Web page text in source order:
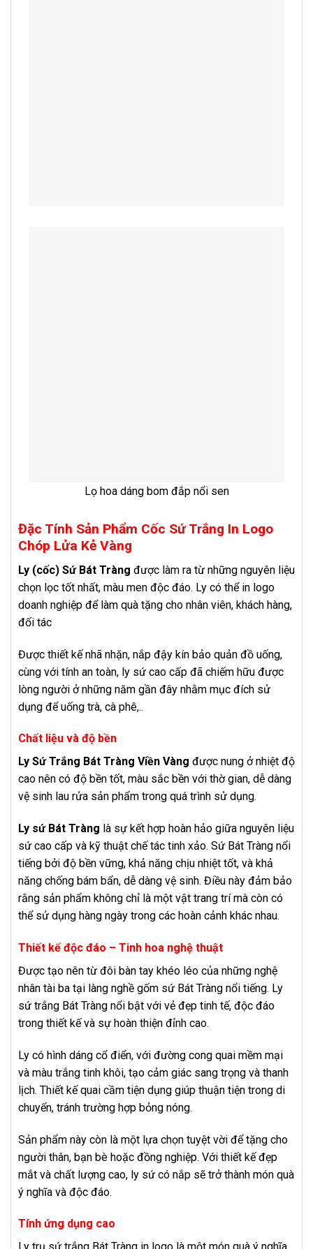
Lọ hoa dáng bom đắp nổi sen
Đặc Tính Sản Phẩm Cốc Sứ Trắng In Logo
Chóp Lửa Kẻ Vàng
Ly (cốc) Sứ Bát Tràng được làm ra từ những nguyên liệu
chọn lọc tốt nhất, màu men độc đáo. Ly có thể in logo
doanh nghiệp để làm quà tặng cho nhân viên, khách hàng,
đối tác
Được thiết kế nhã nhặn, nắp đậy kín bảo quản đồ uống,
cùng với tính an toàn, ly sứ cao cấp đã chiếm hữu được
lòng người ở những năm gần đây nhằm mục đích sử
dụng để uống trà, cà phê,..
Chất liệu và độ bền
Ly Sứ Trắng Bát Tràng Viền Vàng được nung ở nhiệt độ
cao nên có độ bền tốt, màu sắc bền với thờ gian, dễ dàng
vệ sinh lau rửa sản phẩm trong quá trình sử dụng.
Ly sứ Bát Tràng là sự kết hợp hoàn hảo giữa nguyên liệu
sứ cao cấp và kỹ thuật chế tác tinh xảo. Sứ Bát Tràng nổi
tiếng bởi độ bền vững, khả năng chịu nhiệt tốt, và khả
năng chống bám bẩn, dễ dàng vệ sinh. Điều này đảm bảo
rằng sản phẩm không chỉ là một vật trang trí mà còn có
thể sử dụng hàng ngày trong các hoàn cảnh khác nhau.
Thiết kế độc đáo – Tinh hoa nghệ thuật
Được tạo nên từ đôi bàn tay khéo léo của những nghệ
nhân tài ba tại làng nghề gốm sứ Bát Tràng nổi tiếng. Ly
sứ trắng Bát Tràng nổi bật với vẻ đẹp tinh tế, độc đáo
trong thiết kế và sự hoàn thiện đỉnh cao.
Ly có hình dáng cổ điển, với đường cong quai mềm mại
và màu trắng tinh khôi, tạo cảm giác sang trọng và thanh
lịch. Thiết kế quai cầm tiện dụng giúp thuận tiện trong di
chuyển, tránh trường hợp bỏng nóng.
Sản phẩm này còn là một lựa chọn tuyệt vời để tặng cho
người thân, bạn bè hoặc đồng nghiệp. Với thiết kế đẹp
mắt và chất lượng cao, ly sứ có nắp sẽ trở thành món quà
ý nghĩa và độc đáo.
Tính ứng dụng cao